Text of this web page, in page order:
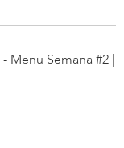
Menu Semana #2 |